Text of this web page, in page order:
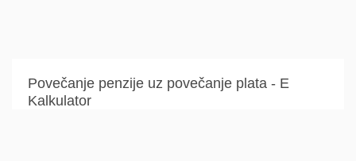
Povečanje penzije uz povečanje plata - E
Kalkulator